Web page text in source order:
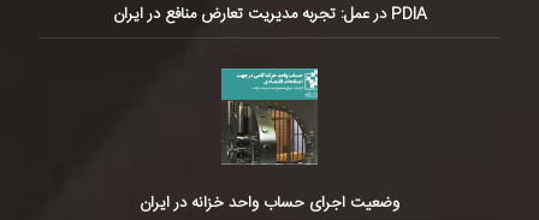
PDIA در عمل: تجربه مدیریت تعارض منافع در ایران
وضعیت اجرای حساب واحد خزانه در ایران